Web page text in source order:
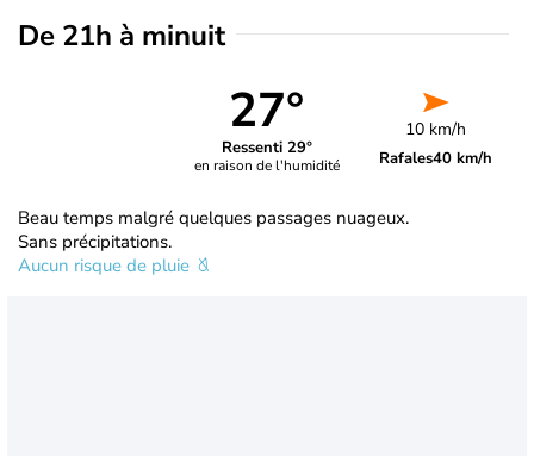
De 21h à minuit
27°
Ressenti 29°
en raison de l'humidité
10 km/h
Rafales40 km/h
Beau temps malgré quelques passages nuageux.
Sans précipitations.
Aucun risque de pluie